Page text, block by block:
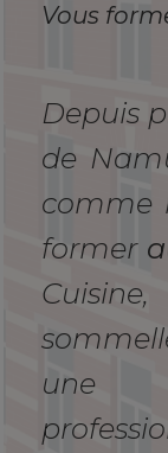
Vous
Depuis
de
comme
former
une